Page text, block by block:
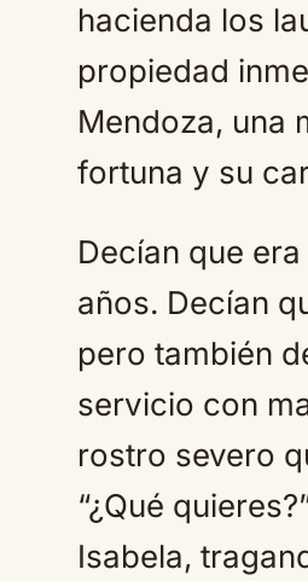
hacienda los
propiedad
Mendoza, una
fortuna y su
Decían que
años. Decían
pero también
servicio con
rostro severo
“¿Qué
Isabela,